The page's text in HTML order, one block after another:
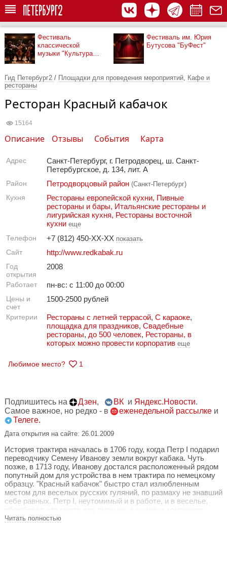
Фестиваль
классической
музыки "Культура
Фестиваль им. Юрия
Бутусова "БуФест"
Гид Петербург2 / Площадки для проведения мероприятий, Кафе и
рестораны
Ресторан Красный кабачок
15164
Описание Отзывы События Карта
Адрес
Санкт-Петербург, г. Петродворец, ш. Санкт-
Петербургское, д. 134, лит. А
Район Петродворцовый район (Санкт-Петербург)
Кухня Рестораны европейской кухни, Пивные
рестораны и бары, Итальянские рестораны и
лигурийская кухня, Рестораны восточной
кухни еще
Телефон +7 (812) 450-XX-XX показать
Сайт http://www.redkabak.ru
Год
открытия
2008
Работает пн-вс: с 11:00 до 00:00
Цены и
счет
1500-2500 рублей
Критерии Рестораны с летней террасой, С караоке,
площадка для праздников, Свадебные
рестораны, до 500 человек, Рестораны, в
которых можно провести корпоратив еще
Любимое место? 1
Подпишитесь на Дзен, ВК и Яндекс.Новости.
Самое важное, но редко - в
еженедельной рассылке и
Телеге.
Дата открытия на сайте: 26.01.2009
История трактира началась в 1706 году, когда Петр I подарил
переводчику Семену Иванову земли вокруг кабака. Чуть
позже, в 1713 году, Иванову достался расположенный рядом
попутный дом для устройства в нем трактира по немецкому
образцу. "Красный кабачок" быстро стал излюбленным
местом для веселых русских гуляний, по размаху не знавший
себе равных. Петр I, неутомимый и в работе, и в веселье,
Читать полностью